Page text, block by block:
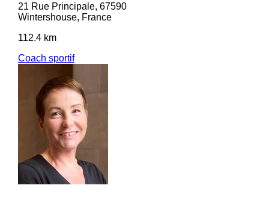
21 Rue Principale, 67590
Wintershouse, France
112.4 km
Coach sportif